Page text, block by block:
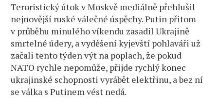
Teroristický útok v Moskvě mediálně přehlušil
nejnovější ruské válečné úspěchy. Putin přitom
v průběhu minulého víkendu zasadil Ukrajině
smrtelné údery, a vyděšení kyjevští pohlaváři už
začali tento týden výt na poplach, že pokud
NATO rychle nepomůže, přijde rychlý konec
ukrajinské schopnosti vyrábět elektřinu, a bez ní
se válka s Putinem vést nedá.